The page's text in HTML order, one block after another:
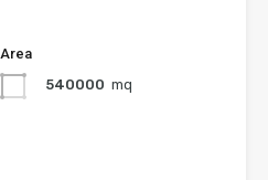
Area
540000 mq